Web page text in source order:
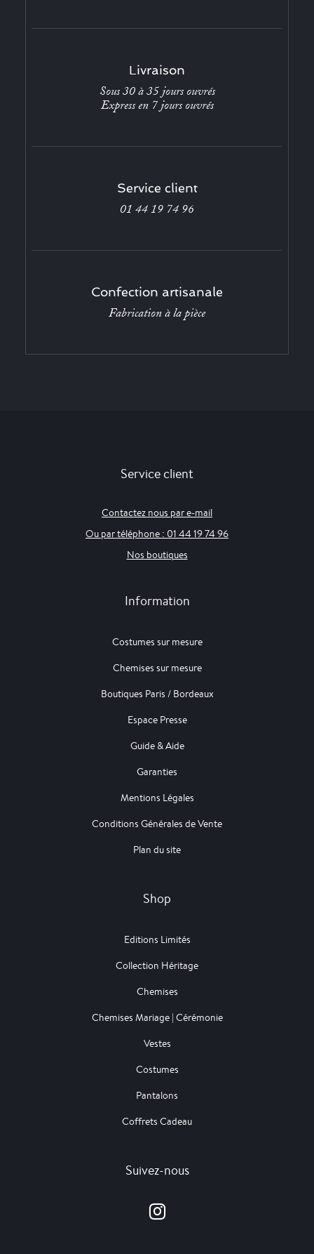
Livraison
Sous 30 à 35 jours ouvrés
Express en 7 jours ouvrés
Service client
01 44 19 74 96
Confection artisanale
Fabrication à la pièce
Service client
Contactez nous par e-mail
Ou par téléphone : 01 44 19 74 96
Nos boutiques
Information
Costumes sur mesure
Chemises sur mesure
Boutiques Paris / Bordeaux
Espace Presse
Guide & Aide
Garanties
Mentions Légales
Conditions Générales de Vente
Plan du site
Shop
Editions Limités
Collection Héritage
Chemises
Chemises Mariage | Cérémonie
Vestes
Costumes
Pantalons
Coffrets Cadeau
Suivez-nous